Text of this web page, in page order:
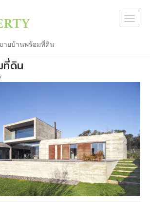
ายบ้านพร้อมที่ดิน
ที่ดิน